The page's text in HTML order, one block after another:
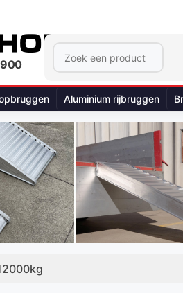
Aluminium rijbruggen